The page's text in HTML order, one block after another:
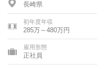
長崎県
初年度年収
285万～480万円
雇用形態
正社員